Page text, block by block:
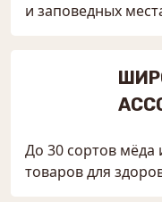
и заповедных
До 30 сортов мёда
товаров для